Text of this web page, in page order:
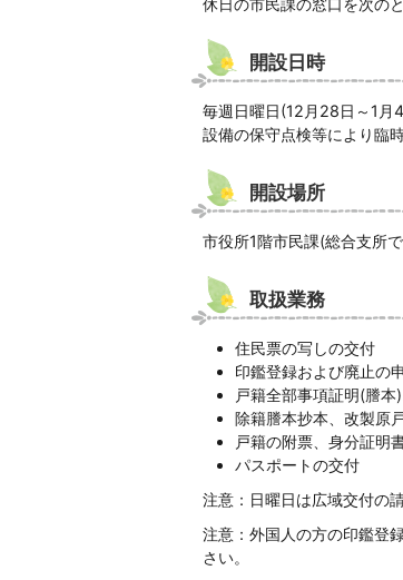
開設日時
毎週日曜日(12月28日～1月
設備の保守点検等により臨
開設場所
市役所1階市民課(総合支所
取扱業務
住民票の写しの交付
印鑑登録および廃止の
戸籍全部事項証明(謄
除籍謄本抄本、改製原
戸籍の附票、身分証明
パスポートの交付
注意：日曜日は広域交付の
注意：外国人の方の印鑑登
さい。